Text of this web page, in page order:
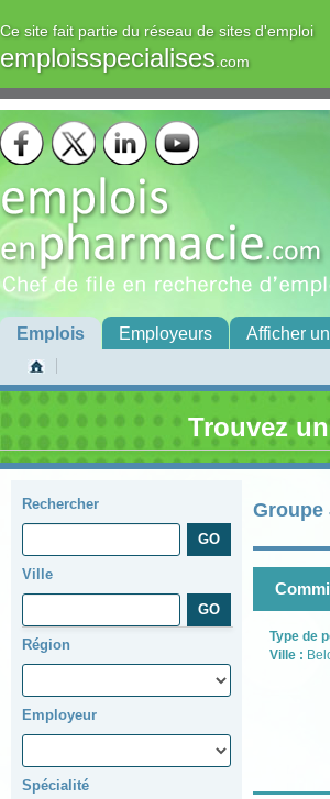
Ce site fait partie du réseau de sites d'emploi
emploisspecialises.com
Emplois Employeurs Afficher
Trouvez
Rechercher
Ville
Région
Employeur
Spécialité
Groupe
Type de
Ville :